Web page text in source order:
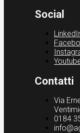
Social
Contatti
Via
0184